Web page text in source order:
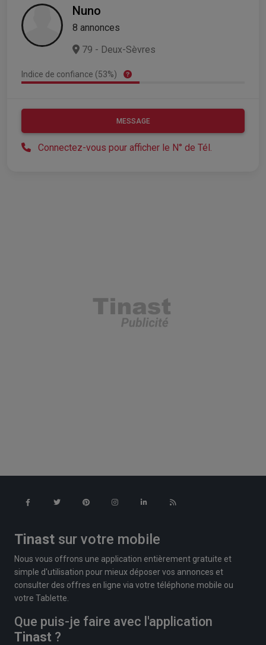
Nuno
8 annonces
79 - Deux-Sèvres
Indice de confiance (53%)
MESSAGE
Connectez-vous pour afficher le N° de Tél.
Tinast sur votre mobile
Nous vous offrons une application entièrement gratuite et
simple d'utilisation pour mieux déposer vos annonces et
consulter des offres en ligne via votre téléphone mobile ou
votre Tablette.
Que puis-je faire avec l'application
Tinast ?